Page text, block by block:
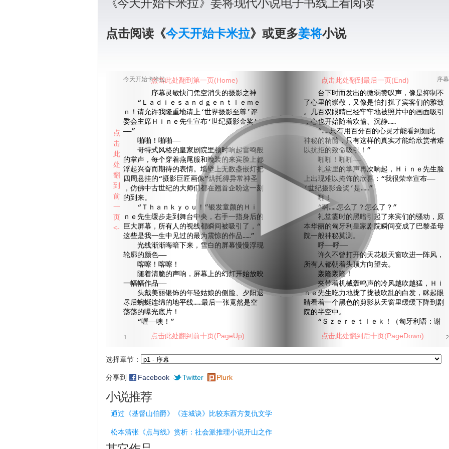
《今天开始卡米拉》姜将现代小说电子书线上看阅读
点击阅读《今天开始卡米拉》或更多姜将小说
今天开始卡米拉 序幕
序幕灵敏快门凭空消失的摄影之神
“Ｌａｄｉｅｓａｎｄｇｅｎｔｌｅｍｅ
ｎ！请允许我隆重地请上‘世界摄影至尊’评
委会主席Ｈｉｎｅ先生宣布‘世纪摄影金奖’
——”
啪啪！啪啪——
哥特式风格的皇家剧院里顿时响起雷鸣般
的掌声，每个穿着燕尾服和晚装的来宾脸上都
浮起兴奋而期待的表情。墙壁上无数盏嵌灯把
四周悬挂的“摄影巨匠画像”烘托得异常神圣
，仿佛中古世纪的大师们都在翘首企盼这一刻
的到来。
“Ｔｈａｎｋｙｏｕ！”银发童颜的Ｈｉ
ｎｅ先生缓步走到舞台中央，右手一指身后的
巨大屏幕，所有人的视线都瞬间被吸引了，“
这些是我一生中见过的最为震惊的作品……”
光线渐渐晦暗下来，雪白的屏幕慢慢浮现
轮廓的颜色——
喀嚓！喀嚓！
随着清脆的声响，屏幕上的幻灯开始放映
一幅幅作品——
头戴美丽银饰的年轻姑娘的侧脸、夕阳退
尽后蜿蜒连绵的地平线……最后一张竟然是空
荡荡的曝光底片！
“喔——噢！”
台下时而发出的微弱赞叹声，像是抑制不
了心里的崇敬，又像是怕打扰了宾客们的雅致
。几百双眼睛已经牢牢地被照片中的画面吸引
，心也开始随着欢愉、沉静……
“……只有用百分百的心灵才能看到如此
神秘的精髓，只有这样的真实才能给欣赏者难
以抗拒的致命吸引！”
啪啪！啪啪——
礼堂里的掌声再次响起，Ｈｉｎｅ先生脸
上出现难以掩饰的欣喜：“我很荣幸宣布——
‘世纪摄影金奖’是……”
啪！
“啊……怎么了？怎么了？”
礼堂霎时的黑暗引起了来宾们的骚动，原
本华丽的匈牙利皇家剧院瞬间变成了巴黎圣母
院一般神秘莫测。
呼——呼——
许久不曾打开的天花板天窗吹进一阵风，
所有人都朝着头顶方向望去。
轰隆轰隆！
夹带着机械轰鸣声的冷风越吹越猛，Ｈｉ
ｎｅ先生吃力地拢了拢被吹乱的白发，眯起眼
睛看着一个黑色的剪影从天窗里缓缓下降到剧
院的半空中。
“Ｓｚｅｒｅｔｌｅｋ！（匈牙利语：谢
1 2
选择章节：
分享到 Facebook Twitter Plurk
点击此处翻到第一页(Home) 点击此处翻到最后一页(End)
点击此处翻到前十页(PageUp) 点击此处翻到后十页(PageDown)
点
击
此
处
翻
到
前
一
页
<-
小说推荐
通过《基督山伯爵》《连城诀》比较东西方复仇文学
松本清张《点与线》赏析：社会派推理小说开山之作